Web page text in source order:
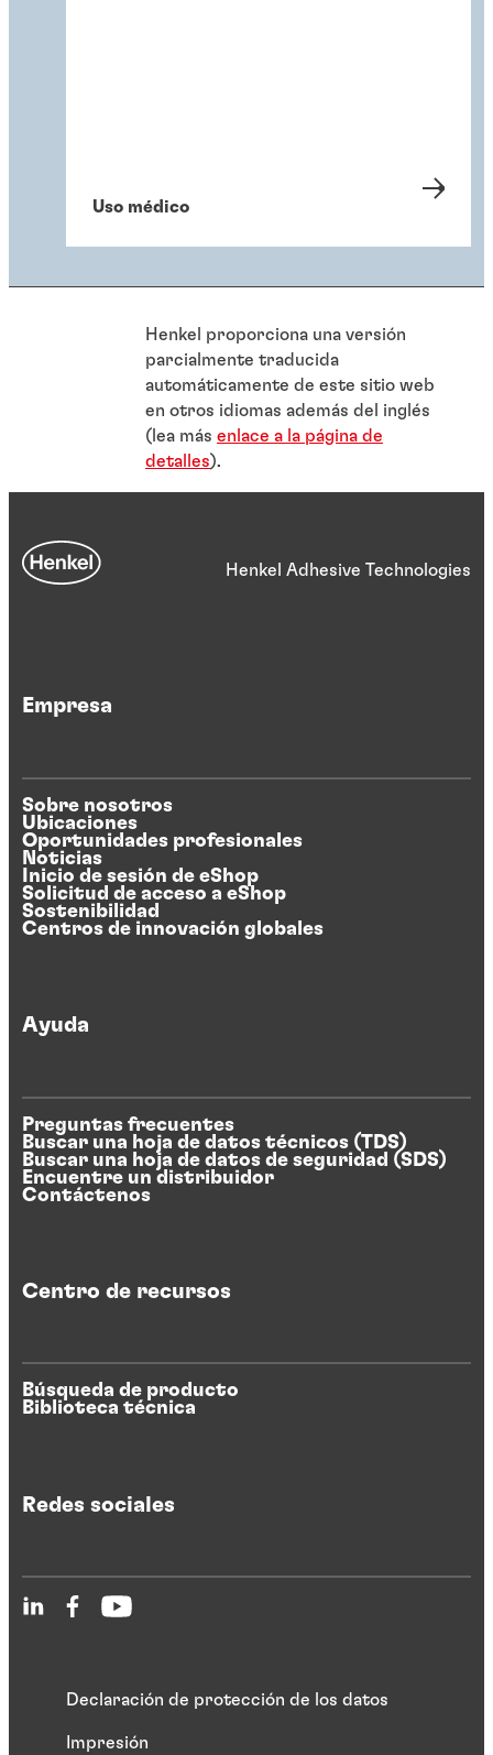
Uso médico
Henkel proporciona una versión
parcialmente traducida
automáticamente de este sitio web
en otros idiomas además del inglés
(lea más enlace a la página de
detalles).
Henkel Adhesive Technologies
Empresa
Sobre nosotros
Ubicaciones
Oportunidades profesionales
Noticias
Inicio de sesión de eShop
Solicitud de acceso a eShop
Sostenibilidad
Centros de innovación globales
Ayuda
Preguntas frecuentes
Buscar una hoja de datos técnicos (TDS)
Buscar una hoja de datos de seguridad (SDS)
Encuentre un distribuidor
Contáctenos
Centro de recursos
Búsqueda de producto
Biblioteca técnica
Redes sociales
Declaración de protección de los datos
Impresión